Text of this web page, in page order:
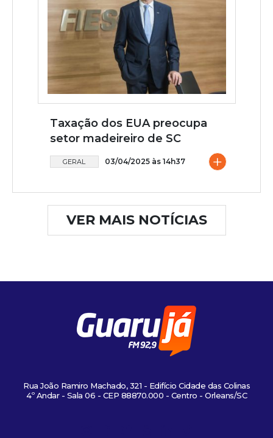
Taxação dos EUA preocupa
setor madeireiro de SC
GERAL 03/04/2025 às 14h37 +
VER MAIS NOTÍCIAS
Rua João Ramiro Machado, 321 - Edifício Cidade das Colinas
4º Andar - Sala 06 - CEP 88870.000 - Centro - Orleans/SC